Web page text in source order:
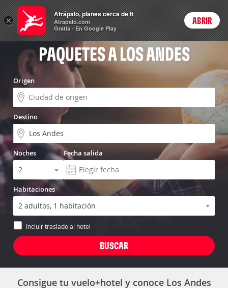
Vuelo+Hotel Login
PAQUETES A LOS ANDES
Origen
Destino
Noches Fecha salida
Habitaciones
Incluir traslado al hotel
Consigue tu vuelo+hotel y conoce Los Andes
×
Atrápalo, planes cerca de ti
Atrapalo.com
Gratis - En Google Play
ABRIR